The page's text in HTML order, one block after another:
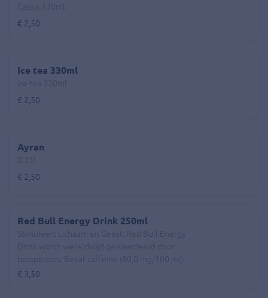
€ 2,50
Ice tea 330ml
€ 2,50
Ayran
€ 2,50
Red Bull Energy Drink 250ml
0,33l
€ 3,50